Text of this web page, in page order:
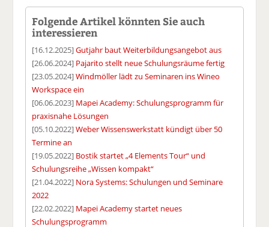
Folgende Artikel könnten Sie auch
interessieren
[16.12.2025]Gutjahr baut Weiterbildungsangebot aus
[26.06.2024] Pajarito stellt neue Schulungsräume fertig
[23.05.2024]Windmöller lädt zu Seminaren ins Wineo
Workspace ein
[06.06.2023] Mapei Academy: Schulungsprogramm für
praxisnahe Lösungen
[05.10.2022]Weber Wissenswerkstatt kündigt über 50
Termine an
[19.05.2022] Bostik startet „4 Elements Tour“ und
Schulungsreihe „Wissen kompakt“
[21.04.2022] Nora Systems: Schulungen und Seminare
2022
[22.02.2022] Mapei Academy startet neues
Schulungsprogramm